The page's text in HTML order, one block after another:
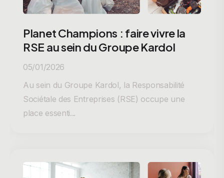
Planet Champions : faire vivre la
RSE au sein du Groupe Kardol
05/01/2026
Au sein du Groupe Kardol, la Responsabilité
Sociétale des Entreprises (RSE) occupe une
place essenti...